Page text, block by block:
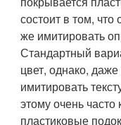
состоит в том,
же имитировать
Стандартный
цвет, однако,
имитировать
этому очень
пластиковые